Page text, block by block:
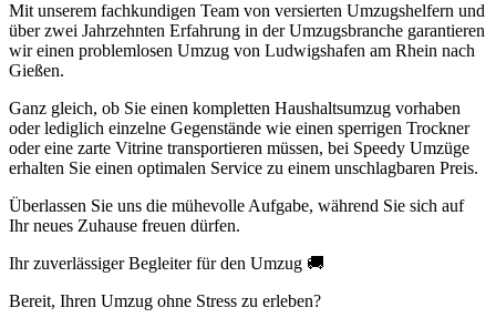
Mit unserem fachkundigen Team von versierten Umzugshelfern und
über zwei Jahrzehnten Erfahrung in der Umzugsbranche garantieren
wir einen problemlosen Umzug von Ludwigshafen am Rhein nach
Gießen.
Ganz gleich, ob Sie einen kompletten Haushaltsumzug vorhaben
oder lediglich einzelne Gegenstände wie einen sperrigen Trockner
oder eine zarte Vitrine transportieren müssen, bei Speedy Umzüge
erhalten Sie einen optimalen Service zu einem unschlagbaren Preis.
Überlassen Sie uns die mühevolle Aufgabe, während Sie sich auf
Ihr neues Zuhause freuen dürfen.
Ihr zuverlässiger Begleiter für den Umzug 🚚
Bereit, Ihren Umzug ohne Stress zu erleben?